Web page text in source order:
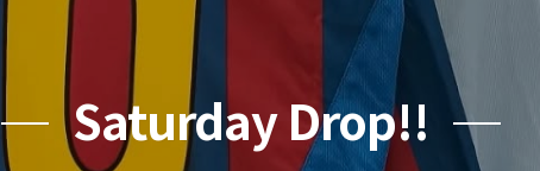
Saturday Drop!!